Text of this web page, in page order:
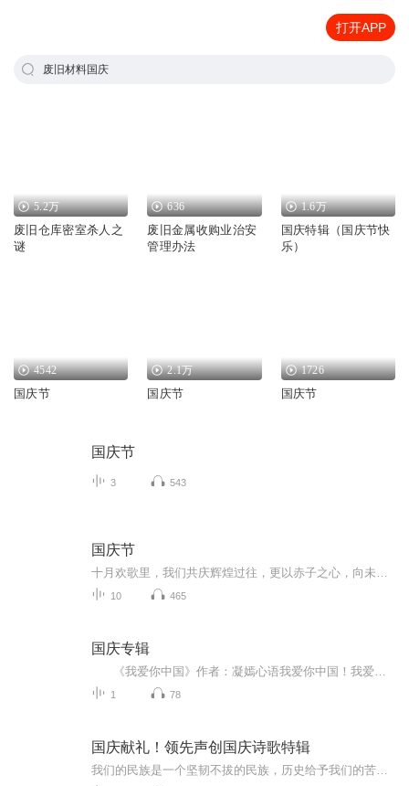
打开APP
废旧材料国庆
5.2万
废旧仓库密室杀人之
谜
636
废旧金属收购业治安
管理办法
1.6万
国庆特辑（国庆节快
乐）
4542
国庆节
2.1万
国庆节
1726
国庆节
国庆节
3 543
国庆节
10 465
国庆专辑
1 78
国庆献礼！领先声创国庆诗歌特辑